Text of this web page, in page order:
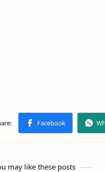
may like these posts